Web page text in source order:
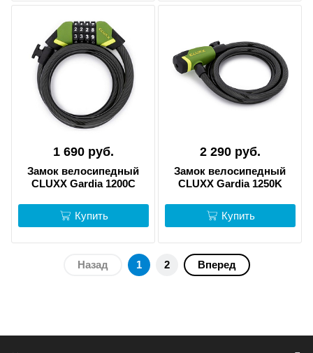
1 690 руб.
Замок велосипедный
CLUXX Gardia 1200C
Купить
2 290 руб.
Замок велосипедный
CLUXX Gardia 1250K
Купить
Назад 1 2 Вперед